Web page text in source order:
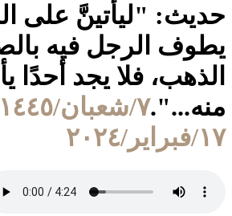
حديث: "ليأتينَّ على
يطوف الرجل فيه
الذهب، فلا يجد أحدًا
منه...".
١٧/فبراير/٢٠٢٤